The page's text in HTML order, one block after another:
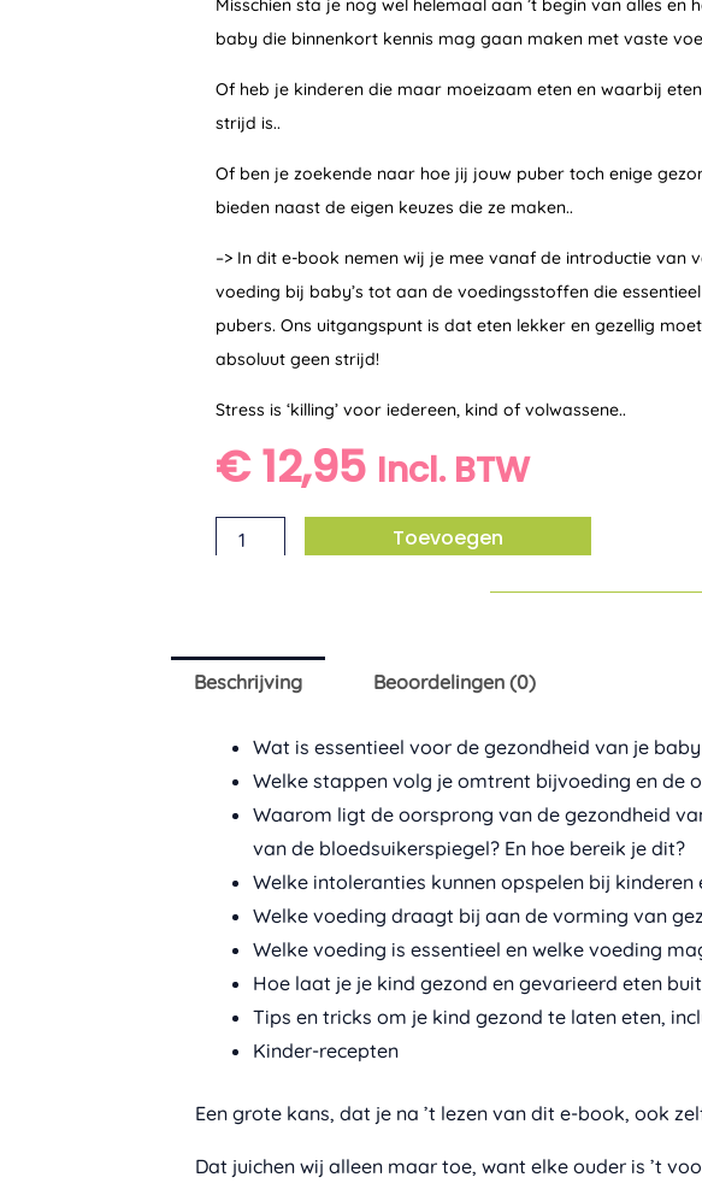
Misschien sta je nog wel helemaal aan ’t begin van alles en
baby die binnenkort kennis mag gaan maken met vaste
Of heb je kinderen die maar moeizaam eten en waarbij
strijd is..
Of ben je zoekende naar hoe jij jouw puber toch enige
bieden naast de eigen keuzes die ze maken..
–> In dit e-book nemen wij je mee vanaf de introductie van
voeding bij baby’s tot aan de voedingsstoffen die
pubers. Ons uitgangspunt is dat eten lekker en gezellig
absoluut geen strijd!
Stress is ‘killing’ voor iedereen, kind of volwassene..
€12,95 Incl. BTW
tot
PUBER
gevoed!'
aantal
Toevoegen
Beschrijving Beoordelingen (0)
Wat is essentieel voor de gezondheid van je
Welke stappen volg je omtrent bijvoeding en de
Waarom ligt de oorsprong van de gezondheid
van de bloedsuikerspiegel? En hoe bereik je dit?
Welke intoleranties kunnen opspelen bij
Welke voeding draagt bij aan de vorming van
Welke voeding is essentieel en welke voeding
Hoe laat je je kind gezond en gevarieerd eten
Tips en tricks om je kind gezond te laten eten,
Kinder-recepten
Een grote kans, dat je na ’t lezen van dit e-book, ook
Dat juichen wij alleen maar toe, want elke ouder is ’t